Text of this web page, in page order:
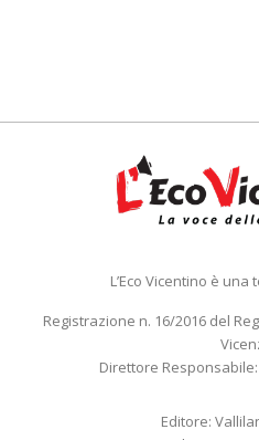
L’Eco Vicentino è
Registrazione n. 16/2016 del
Direttore
Editore: